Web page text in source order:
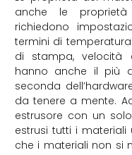
anche le
richiedono
termini di
di stampa, velocità
hanno anche il più
seconda
da tenere a mente.
estrusore con un
estrusi tutti i materiali
che i materiali non si